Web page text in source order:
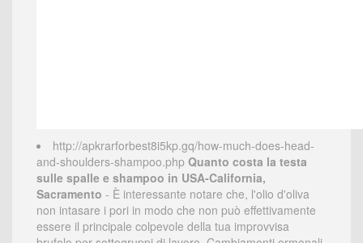
http://apkrarforbest8i5kp.gq/how-much-does-head-
and-shoulders-shampoo.php Quanto costa la testa
sulle spalle e shampoo in USA-California,
Sacramento - È interessante notare che, l'olio d'oliva
non intasare i pori in modo che non può effettivamente
essere il principale colpevole della tua improvvisa